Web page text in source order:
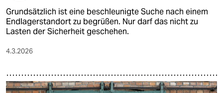
Grundsätzlich ist eine beschleunigte Suche nach einem
Endlagerstandort zu begrüßen. Nur darf das nicht zu
Lasten der Sicherheit geschehen.
4.3.2026